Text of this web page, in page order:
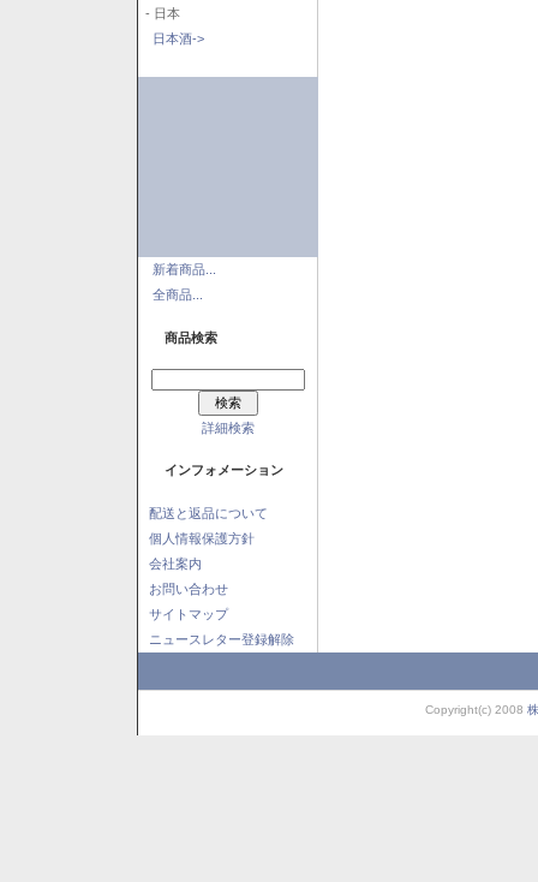
- 日本
日本酒->
新着商品...
全商品...
商品検索
詳細検索
インフォメーション
配送と返品について
個人情報保護方針
会社案内
お問い合わせ
サイトマップ
ニュースレター登録解除
Copyright(c) 2008